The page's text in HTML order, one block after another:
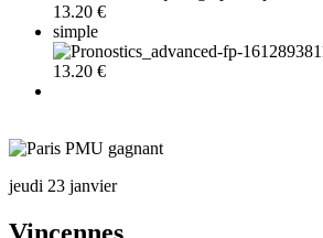
13.20 €
simple
13.20 €
jeudi 23 janvier
Vincennes